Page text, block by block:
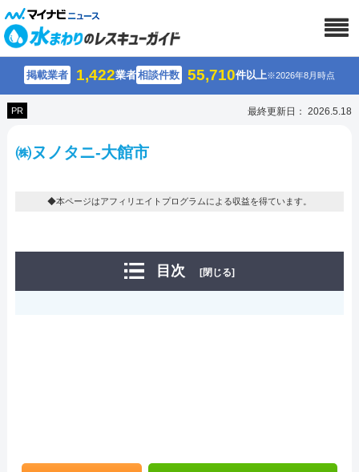
掲載業者 1,422業者相談件数 55,710件以上※2026年8月時点
PR 最終更新日： 2026.5.18
㈱ヌノタニ-大館市
◆本ページはアフィリエイトプログラムによる収益を得ています。
目次 [閉じる]